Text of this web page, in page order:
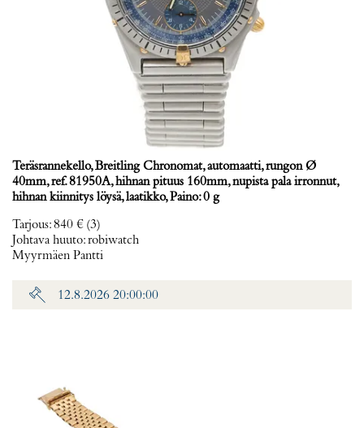
Teräsrannekello, Breitling Chronomat, automaatti, rungon Ø
40mm, ref. 81950A, hihnan pituus 160mm, nupista pala irronnut,
hihnan kiinnitys löysä, laatikko, Paino: 0 g
Tarjous:840 € (3)
Johtava huuto:robiwatch
Myyrmäen Pantti
12.8.2026 20:00:00